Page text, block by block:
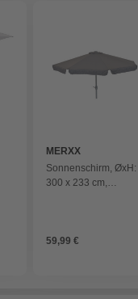
MERXX
Sonnenschirm, ØxH:
300 x 233 cm,
59,99 €